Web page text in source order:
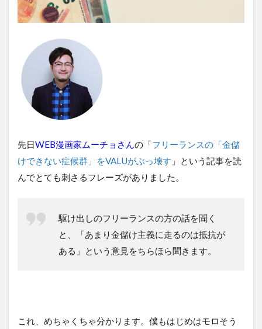
先日WEB漫画家ムーチョさんの「フリーランスの「金儲
けできない症候群」をVALUがぶっ壊す 」という記事を読
んでとても刺さるフレーズがありました。
駆け出しのフリーランスの方の話を聞く
と、「あまり金儲け主義に走るのは抵抗が
ある」という意見をちらほら聞きます。
これ、めちゃくちゃ分かります。僕もはじめはモロそう